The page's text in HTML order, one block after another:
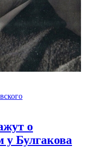
о
Булгакова